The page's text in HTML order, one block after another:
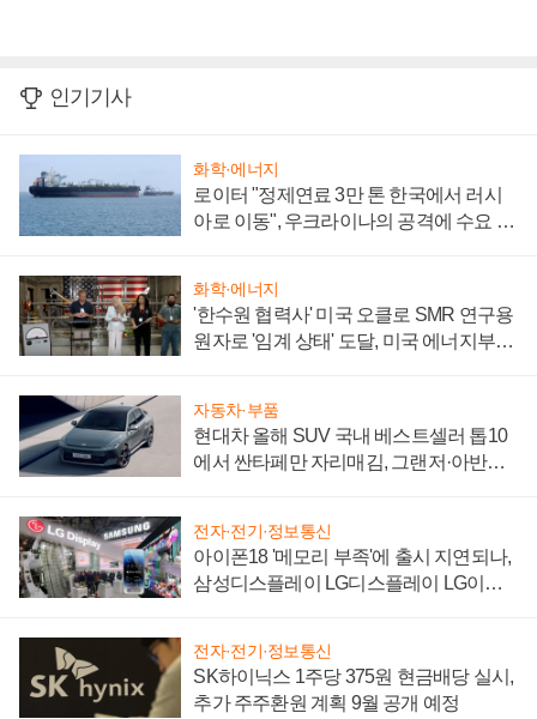
인기기사
화학·에너지
로이터 "정제연료 3만 톤 한국에서 러시
아로 이동", 우크라이나의 공격에 수요 늘
화학·에너지
'한수원 협력사' 미국 오클로 SMR 연구용
원자로 '임계 상태' 도달, 미국 에너지부
자동차·부품
현대차 올해 SUV 국내 베스트셀러 톱10
에서 싼타페만 자리매김, 그랜저·아반떼
전자·전기·정보통신
아이폰18 '메모리 부족'에 출시 지연되나,
삼성디스플레이 LG디스플레이 LG이노
전자·전기·정보통신
SK하이닉스 1주당 375원 현금배당 실시,
추가 주주환원 계획 9월 공개 예정